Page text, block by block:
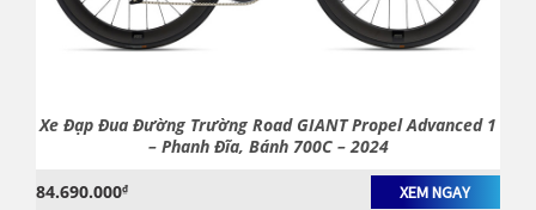
Xe Đạp Đua Đường Trường Road GIANT Propel Advanced 1
– Phanh Đĩa, Bánh 700C – 2024
84.690.000₫ XEM NGAY